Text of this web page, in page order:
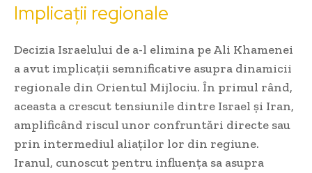
Implicații regionale
Decizia Israelului de a-l elimina pe Ali Khamenei
a avut implicații semnificative asupra dinamicii
regionale din Orientul Mijlociu. În primul rând,
aceasta a crescut tensiunile dintre Israel și Iran,
amplificând riscul unor confruntări directe sau
prin intermediul aliaților lor din regiune.
Iranul, cunoscut pentru influența sa asupra